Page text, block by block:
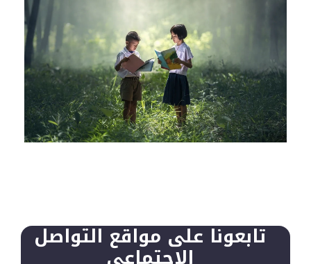
تابعونا على مواقع التواصل